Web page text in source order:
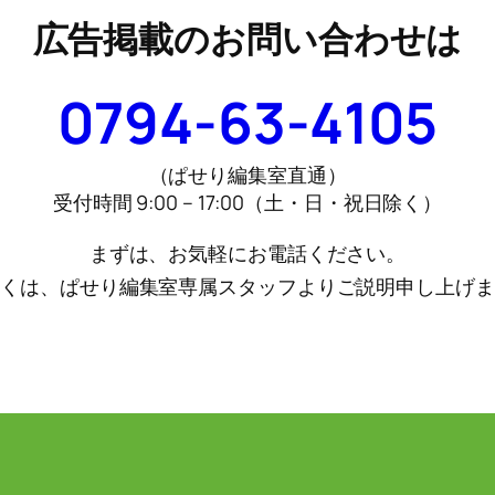
広告掲載のお問い合わせは
0794-63-4105
（ぱせり編集室直通）
受付時間 9:00 – 17:00（土・日・祝日除く）
まずは、お気軽にお電話ください。
は、ぱせり編集室専属スタッフよりご説明申し上げ